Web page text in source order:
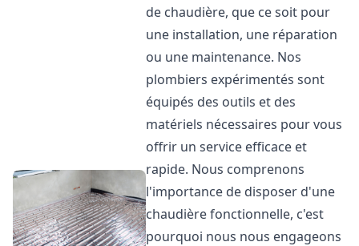
de chaudière, que ce soit pour
une installation, une réparation
ou une maintenance. Nos
plombiers expérimentés sont
équipés des outils et des
matériels nécessaires pour vous
offrir un service efficace et
rapide. Nous comprenons
l'importance de disposer d'une
chaudière fonctionnelle, c'est
pourquoi nous nous engageons